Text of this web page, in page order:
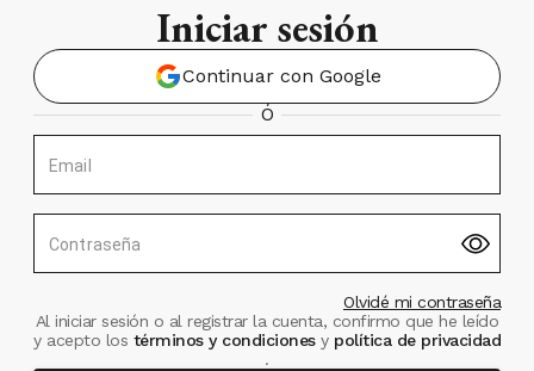
Iniciar sesión
Continuar con Google
Ó
Email
Contraseña
Olvidé mi contraseña
Al iniciar sesión o al registrar la cuenta, confirmo que he leído
y acepto los términos y condiciones ypolítica de privacidad
.